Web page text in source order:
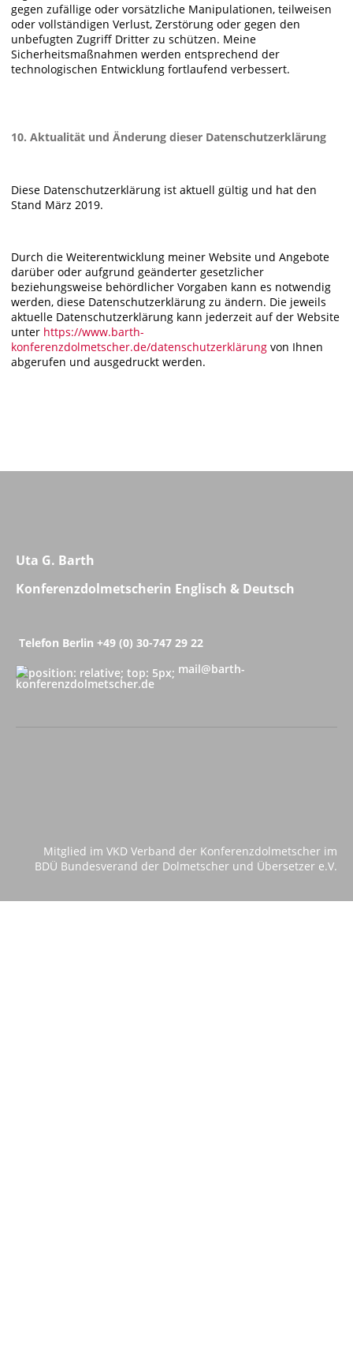
gegen zufällige oder vorsätzliche Manipulationen, teilweisen
oder vollständigen Verlust, Zerstörung oder gegen den
unbefugten Zugriff Dritter zu schützen. Meine
Sicherheitsmaßnahmen werden entsprechend der
technologischen Entwicklung fortlaufend verbessert.
10. Aktualität und Änderung dieser Datenschutzerklärung
Diese Datenschutzerklärung ist aktuell gültig und hat den
Stand März 2019.
Durch die Weiterentwicklung meiner Website und Angebote
darüber oder aufgrund geänderter gesetzlicher
beziehungsweise behördlicher Vorgaben kann es notwendig
werden, diese Datenschutzerklärung zu ändern. Die jeweils
aktuelle Datenschutzerklärung kann jederzeit auf der Website
unter https://www.barth-
konferenzdolmetscher.de/datenschutzerklärung von Ihnen
abgerufen und ausgedruckt werden.
Uta G. Barth
Konferenzdolmetscherin Englisch & Deutsch
Telefon Berlin +49 (0) 30-747 29 22
mail@barth-
konferenzdolmetscher.de
Mitglied im VKD Verband der Konferenzdolmetscher im
BDÜ Bundesverand der Dolmetscher und Übersetzer e.V.